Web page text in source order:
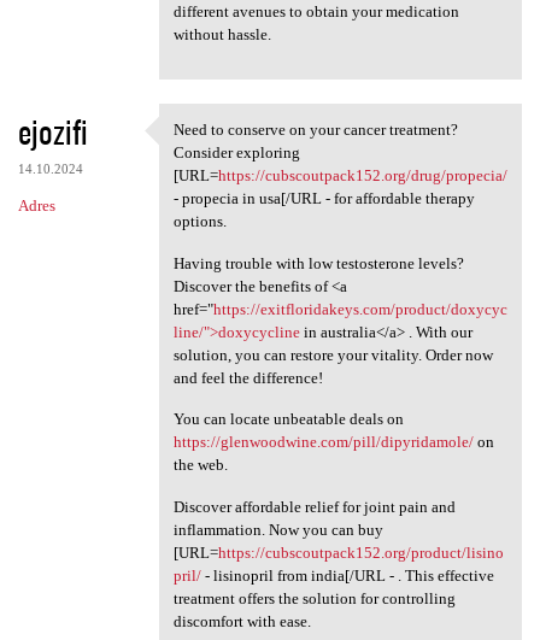
different avenues to obtain your medication
without hassle.
ejozifi
14.10.2024
Adres
Need to conserve on your
Need to conserve on your cancer treatment?
Consider exploring
[URL=https://cubscoutpack152.org/drug/propecia/
- propecia in usa[/URL - for affordable therapy
options.
Having trouble with low testosterone levels?
Discover the benefits of <a
href="https://exitfloridakeys.com/product/doxycyc
line/">doxycyclinein australia</a> . With our
solution, you can restore your vitality. Order now
and feel the difference!
You can locate unbeatable deals on
https://glenwoodwine.com/pill/dipyridamole/on
the web.
Discover affordable relief for joint pain and
inflammation. Now you can buy
[URL=https://cubscoutpack152.org/product/lisino
pril/- lisinopril from india[/URL - . This effective
treatment offers the solution for controlling
discomfort with ease.